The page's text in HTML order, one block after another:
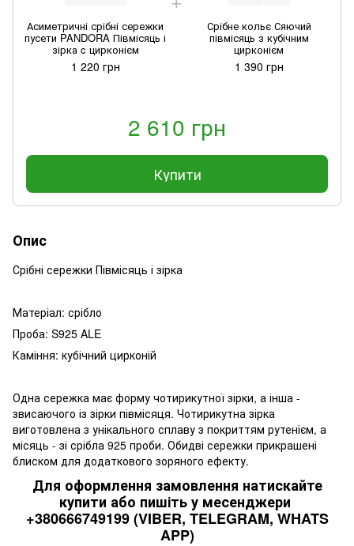
Асиметричні срібні сережки
пусети PANDORA Півмісяць і
зірка c цирконієм
1 220 грн
Срібне кольє Сяючий
півмісяць з кубічним
цирконієм
1 390 грн
2 610 грн
Купити
Опис
Срібні сережки Півмісяць і зірка
Матеріал: срібло
Проба: S925 ALE
Каміння: кубічний цирконій
Одна сережка має форму чотирикутної зірки, а інша -
звисаючого із зірки півмісяця. Чотирикутна зірка
виготовлена з унікального сплаву з покриттям рутенієм, а
місяць - зі срібла 925 проби. Обидві сережки прикрашені
блиском для додаткового зоряного ефекту.
Для оформлення замовлення натискайте
купити або пишіть у месенджери
+380666749199 (VIBER, TELEGRAM, WHATS
APP)